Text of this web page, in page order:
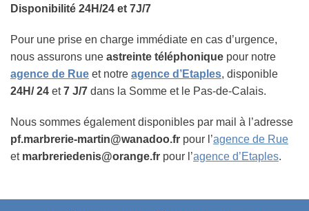
Disponibilité 24H/24 et 7J/7
Pour une prise en charge immédiate en cas d’urgence,
nous assurons une astreinte téléphonique pour notre
agence de Rue et notre agence d’Etaples, disponible
24H/ 24 et7 J/7 dans la Somme et le Pas-de-Calais.
Nous sommes également disponibles par mail à l’adresse
pf.marbrerie-martin@wanadoo.fr pour l’agence de Rue
et marbreriedenis@orange.fr pour l’agence d’Etaples.